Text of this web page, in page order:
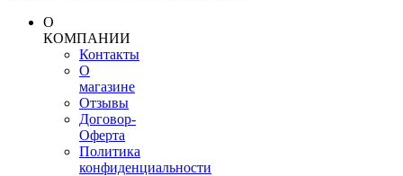
О
КОМПАНИИ
Контакты
О
магазине
Отзывы
Договор-
Оферта
Политика
конфиденциальности